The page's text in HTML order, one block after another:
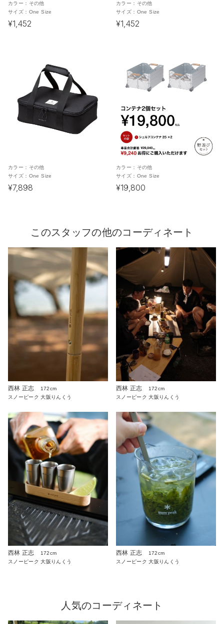
カラー： その他
サイズ： One Size
¥1,452
カラー： その他
サイズ： One Size
¥1,452
カラー： その他
サイズ： One Size
¥7,898
カラー： その他
サイズ： One Size
¥19,800
このスタッフの他のコーディネート
西林 正志
172cm
スノーピーク 大阪りんくう
西林 正志
172cm
スノーピーク 大阪りんくう
西林 正志
172cm
スノーピーク 大阪りんくう
西林 正志
172cm
スノーピーク 大阪りんくう
人気のコーディネート